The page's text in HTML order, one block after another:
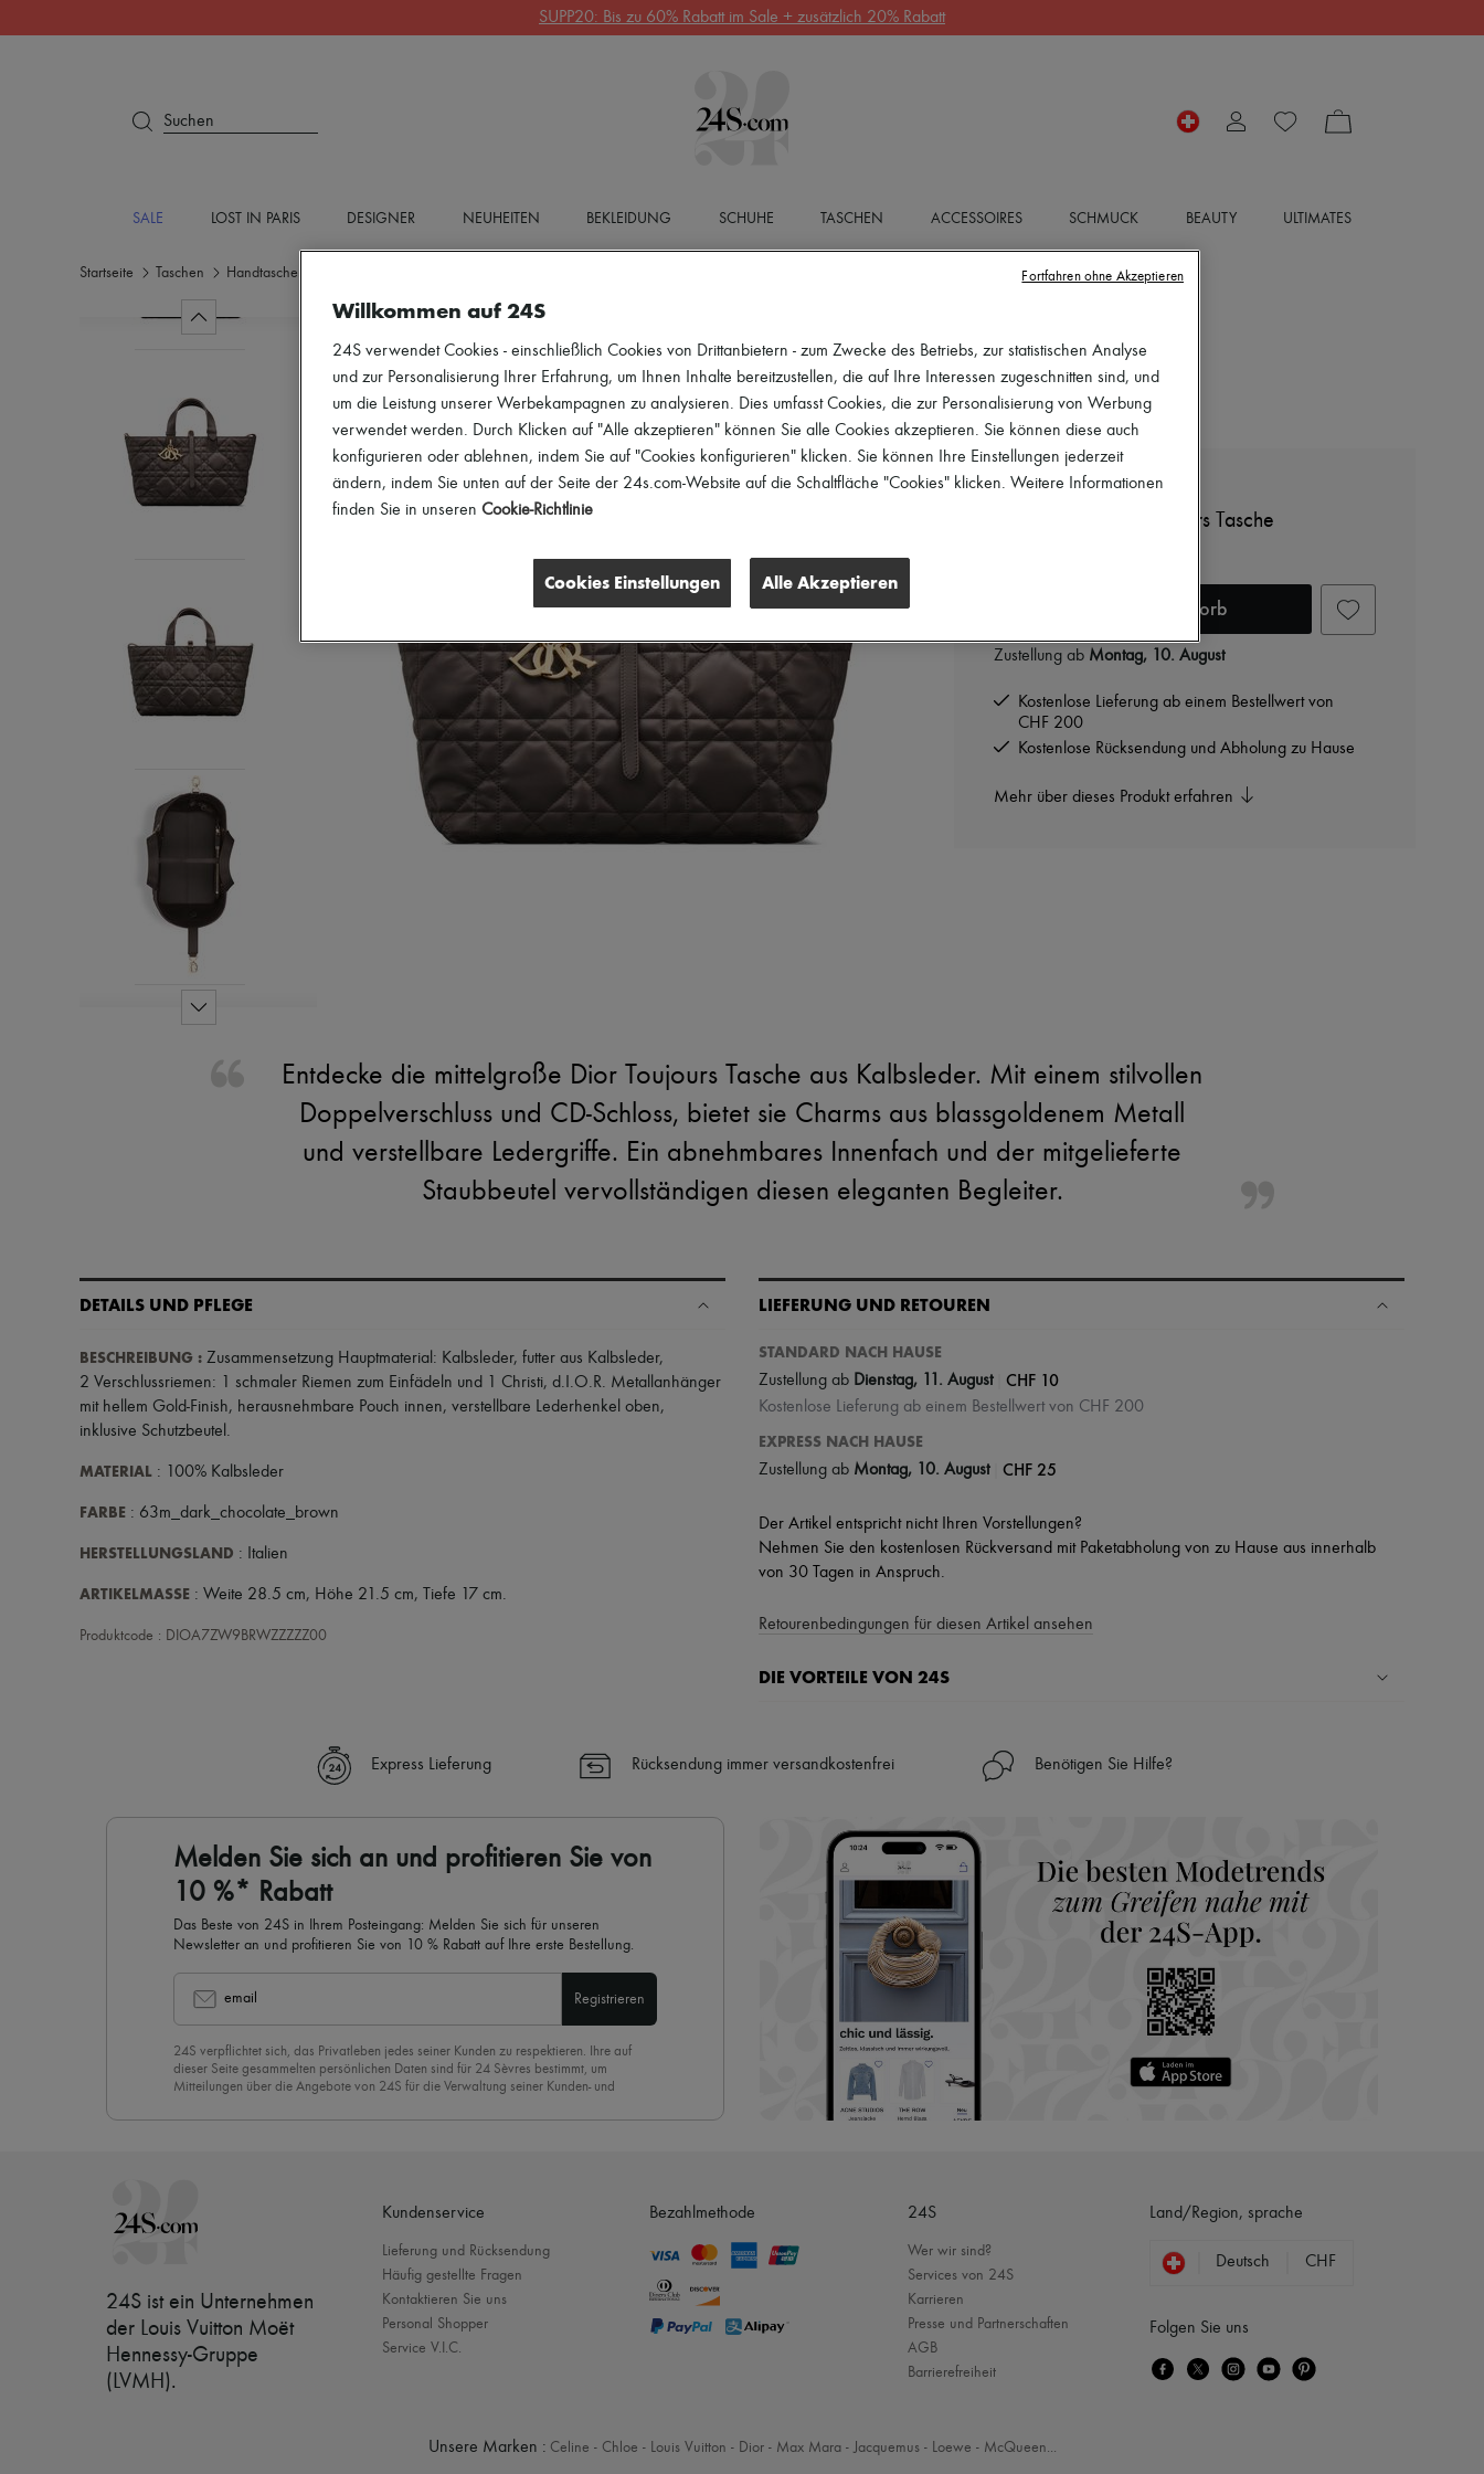
SUPP20: Bis zu 60% Rabatt im Sale + zusätzlich 20% Rabatt
Suchen
SALE LOST IN PARIS DESIGNER NEUHEITEN BEKLEIDUNG SCHUHE TASCHEN ACCESSOIRES SCHMUCK BEAUTY ULTIMATES
Startseite Taschen Handtaschen
Mittelgroße Dior Toujours Tasche
In den Warenkorb
Zustellung ab Montag, 10. August
Kostenlose Lieferung ab einem Bestellwert von
CHF 200
Kostenlose Rücksendung und Abholung zu Hause
Mehr über dieses Produkt erfahren
Entdecke die mittelgroße Dior Toujours Tasche aus Kalbsleder. Mit einem stilvollen
Doppelverschluss und CD-Schloss, bietet sie Charms aus blassgoldenem Metall
und verstellbare Ledergriffe. Ein abnehmbares Innenfach und der mitgelieferte
Staubbeutel vervollständigen diesen eleganten Begleiter.
DETAILS UND PFLEGE
BESCHREIBUNG : Zusammensetzung Hauptmaterial: Kalbsleder, futter aus Kalbsleder,
2 Verschlussriemen: 1 schmaler Riemen zum Einfädeln und 1 Christi, d.I.O.R. Metallanhänger
mit hellem Gold-Finish, herausnehmbare Pouch innen, verstellbare Lederhenkel oben,
inklusive Schutzbeutel .
MATERIAL : 100% Kalbsleder
FARBE : 63m_dark_chocolate_brown
HERSTELLUNGSLAND : Italien
ARTIKELMASSE : Weite 28.5 cm, Höhe 21.5 cm, Tiefe 17 cm.
Produktcode : DIOA7ZW9BRWZZZZZ00
LIEFERUNG UND RETOUREN
STANDARD NACH HAUSE
Zustellung ab Dienstag, 11. August CHF 10
Kostenlose Lieferung ab einem Bestellwert von CHF 200
EXPRESS NACH HAUSE
Zustellung ab Montag, 10. August CHF 25
Der Artikel entspricht nicht Ihren Vorstellungen?
Nehmen Sie den kostenlosen Rückversand mit Paketabholung von zu Hause aus innerhalb
von 30 Tagen in Anspruch.
Retourenbedingungen für diesen Artikel ansehen
DIE VORTEILE VON 24S
✓ Expresslieferung in über 100 Ländern
Mehr erfahren über 24S, ein Haus aus der LVMH-Gruppe
Express Lieferung Rücksendung immer versandkostenfrei Benötigen Sie Hilfe?
Melden Sie sich an und profitieren Sie von
10 %* Rabatt
Das Beste von 24S in Ihrem Posteingang: Melden Sie sich für unseren
Newsletter an und profitieren Sie von 10 % Rabatt auf Ihre erste Bestellung.
email Registrieren
24S verpflichtet sich, das Privatleben jedes seiner Kunden zu respektieren. Ihre auf
dieser Seite gesammelten persönlichen Daten sind für 24 Sèvres bestimmt, um
Mitteilungen über die Angebote von 24S für die Verwaltung seiner Kunden- und
stimmen Sie unsererDatenschutzrichtlinievorbehaltlos zu. Um den Newsletter
24S ist ein Unternehmen
der Louis Vuitton Moët
Hennessy-Gruppe
(LVMH).
Kundenservice
Lieferung und Rücksendung
Häufig gestellte Fragen
Kontaktieren Sie uns
Personal Shopper
Service V.I.C.
Bezahlmethode 24S
Wer wir sind?
Services von 24S
Karrieren
Presse und Partnerschaften
AGB
Barrierefreiheit
Land/Region, sprache
Deutsch CHF
Folgen Sie uns
Unsere Marken : Celine - Chloe - Louis Vuitton - Dior- Max Mara- Jacquemus- Loewe - McQueen...
Willkommen auf 24S
24S verwendet Cookies - einschließlich Cookies von Drittanbietern - zum Zwecke des Betriebs, zur statistischen Analyse
und zur Personalisierung Ihrer Erfahrung, um Ihnen Inhalte bereitzustellen, die auf Ihre Interessen zugeschnitten sind, und
um die Leistung unserer Werbekampagnen zu analysieren. Dies umfasst Cookies, die zur Personalisierung von Werbung
verwendet werden. Durch Klicken auf "Alle akzeptieren" können Sie alle Cookies akzeptieren. Sie können diese auch
konfigurieren oder ablehnen, indem Sie auf "Cookies konfigurieren" klicken. Sie können Ihre Einstellungen jederzeit
ändern, indem Sie unten auf der Seite der 24s.com-Website auf die Schaltfläche "Cookies" klicken. Weitere Informationen
finden Sie in unseren Cookie-Richtlinie
Cookies Einstellungen Alle Akzeptieren
Fortfahren ohne Akzeptieren